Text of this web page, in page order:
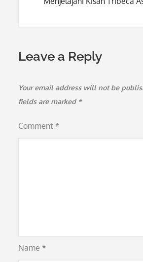
Leave a Reply
Your email address will not be
fields are marked *
Comment *
Name *